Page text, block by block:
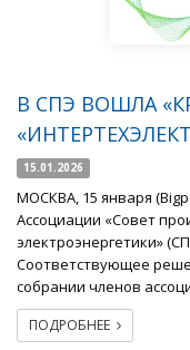
В СПЭ ВОШЛА
15.01.2026
МОСКВА, 15 января
Ассоциации «Совет
электроэнергетики»
Соответствующее
собрании членов
ПОДРОБНЕЕ